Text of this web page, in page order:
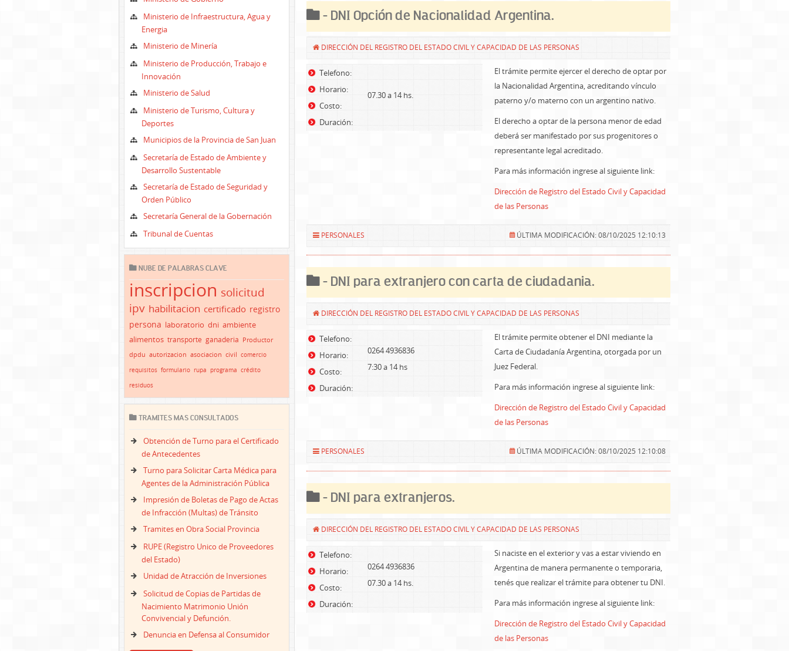
Ministerio de Infraestructura, Agua y
Energia
Ministerio de Minería
Ministerio de Producción, Trabajo e
Innovación
Ministerio de Salud
Ministerio de Turismo, Cultura y
Deportes
Municipios de la Provincia de San Juan
Secretaría de Estado de Ambiente y
Desarrollo Sustentable
Secretaría de Estado de Seguridad y
Orden Público
Secretaría General de la Gobernación
Tribunal de Cuentas
NUBE DE PALABRAS CLAVE
inscripcion solicitud
ipv habilitacion certificado registro
persona laboratorio dni ambiente
alimentos transporte ganaderia Productor
dpdu autorizacion asociacion civil comercio
requisitos formulario rupa programa crédito
residuos
TRAMITES MAS CONSULTADOS
Obtención de Turno para el Certificado
de Antecedentes
Turno para Solicitar Carta Médica para
Agentes de la Administración Pública
Impresión de Boletas de Pago de Actas
de Infracción (Multas) de Tránsito
Tramites en Obra Social Provincia
RUPE (Registro Unico de Proveedores
del Estado)
Unidad de Atracción de Inversiones
Solicitud de Copias de Partidas de
Nacimiento Matrimonio Unión
Convivencial y Defunción.
Denuncia en Defensa al Consumidor
- DNI Opción de Nacionalidad Argentina.
DIRECCIÓN DEL REGISTRO DEL ESTADO CIVIL Y CAPACIDAD DE LAS PERSONAS
Telefono:
Horario:
Costo:
Duración:
07.30 a 14 hs.
El trámite permite ejercer el derecho de optar por
la Nacionalidad Argentina, acreditando vínculo
paterno y/o materno con un argentino nativo.
El derecho a optar de la persona menor de edad
deberá ser manifestado por sus progenitores o
representante legal acreditado.
Para más información ingrese al siguiente link:
Dirección de Registro del Estado Civil y Capacidad
de las Personas
PERSONALES ÚLTIMA MODIFICACIÓN: 08/10/2025 12:10:13
- DNI para extranjero con carta de ciudadania.
DIRECCIÓN DEL REGISTRO DEL ESTADO CIVIL Y CAPACIDAD DE LAS PERSONAS
Telefono:
Horario:
Costo:
Duración:
0264 4936836
7:30 a 14 hs
El trámite permite obtener el DNI mediante la
Carta de Ciudadanía Argentina, otorgada por un
Juez Federal.
Para más información ingrese al siguiente link:
Dirección de Registro del Estado Civil y Capacidad
de las Personas
PERSONALES ÚLTIMA MODIFICACIÓN: 08/10/2025 12:10:08
- DNI para extranjeros.
DIRECCIÓN DEL REGISTRO DEL ESTADO CIVIL Y CAPACIDAD DE LAS PERSONAS
Telefono:
Horario:
Costo:
Duración:
0264 4936836
07.30 a 14 hs.
Si naciste en el exterior y vas a estar viviendo en
Argentina de manera permanente o temporaria,
tenés que realizar el trámite para obtener tu DNI.
Para más información ingrese al siguiente link:
Dirección de Registro del Estado Civil y Capacidad
de las Personas